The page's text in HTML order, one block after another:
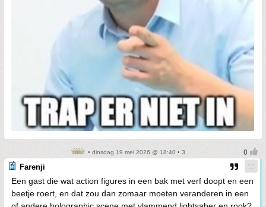
• dinsdag 19 mei 2026 @ 18:40 • 3
Farenji
Een gast die wat action figures in een bak met verf doopt en een
beetje roert, en dat zou dan zomaar moeten veranderen in een